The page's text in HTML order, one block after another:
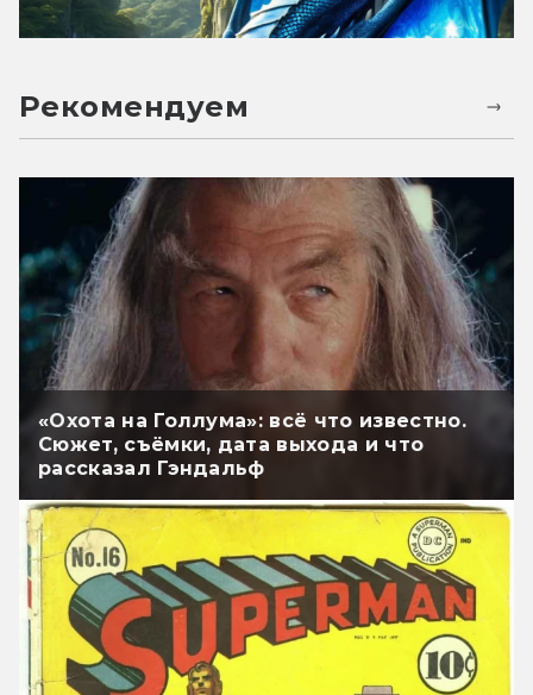
Рекомендуем
«Охота на Голлума»: всё что известно.
Сюжет, съёмки, дата выхода и что
рассказал Гэндальф